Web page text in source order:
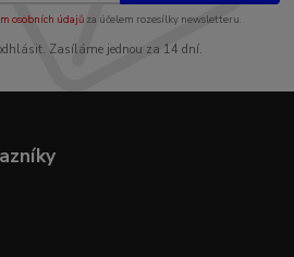
osobních údajůza účelem rozesílky newsletteru.
Zasíláme jednou za 14 dní.